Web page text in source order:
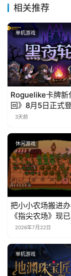
相关推荐
单机游戏
Roguelike卡牌新
回》8月5日正式
Steam，首发9折
3天前
休闲游戏
把小小农场搬进办
《指尖农场》现
系统！
2026年7月22日
单机游戏